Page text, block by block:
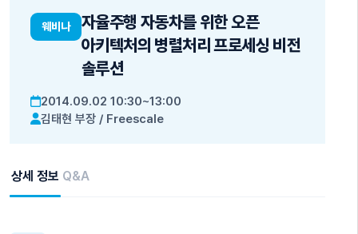
웨비나
자율주행 자동차를 위한 오픈
아키텍처의 병렬처리 프로세싱 비전
솔루션
2014.09.02 10:30~13:00
김태현 부장 / Freescale
상세 정보 Q&A